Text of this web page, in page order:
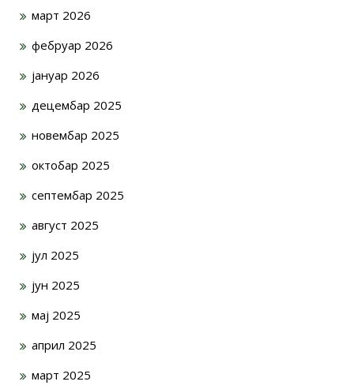
март 2026
фебруар 2026
јануар 2026
децембар 2025
новембар 2025
октобар 2025
септембар 2025
август 2025
јул 2025
јун 2025
мај 2025
април 2025
март 2025